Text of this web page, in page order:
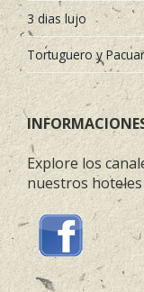
3 dias lujo
Tortuguero y
Explore los
nuestros